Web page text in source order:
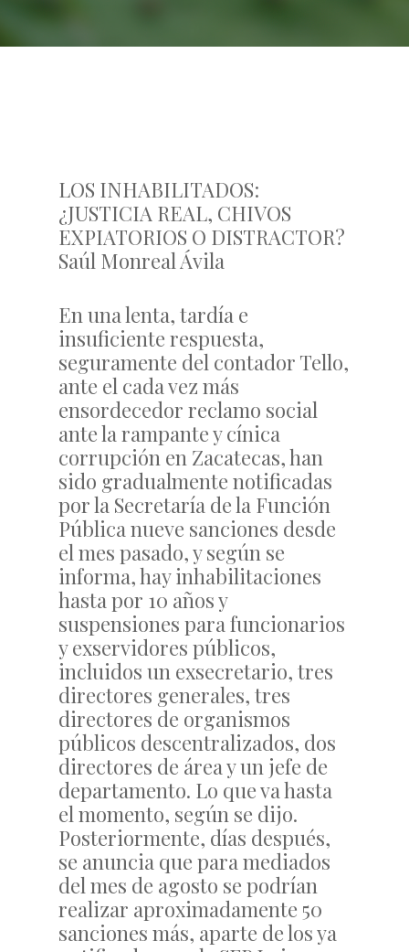
LOS INHABILITADOS:
¿JUSTICIA REAL, CHIVOS
EXPIATORIOS O DISTRACTOR?
Saúl Monreal Ávila
En una lenta, tardía e
insuficiente respuesta,
seguramente del contador Tello,
ante el cada vez más
ensordecedor reclamo social
ante la rampante y cínica
corrupción en Zacatecas, han
sido gradualmente notificadas
por la Secretaría de la Función
Pública nueve sanciones desde
el mes pasado, y según se
informa, hay inhabilitaciones
hasta por 10 años y
suspensiones para funcionarios
y exservidores públicos,
incluidos un exsecretario, tres
directores generales, tres
directores de organismos
públicos descentralizados, dos
directores de área y un jefe de
departamento. Lo que va hasta
el momento, según se dijo.
Posteriormente, días después,
se anuncia que para mediados
del mes de agosto se podrían
realizar aproximadamente 50
sanciones más, aparte de los ya